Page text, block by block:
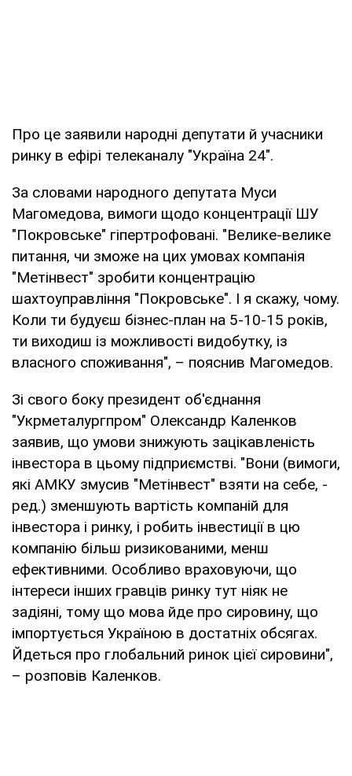
Про це заявили народні депутати й учасники
ринку в ефірі телеканалу "Україна 24".
За словами народного депутата Муси
Магомедова, вимоги щодо концентрації ШУ
"Покровське" гіпертрофовані. "Велике-велике
питання, чи зможе на цих умовах компанія
"Метінвест" зробити концентрацію
шахтоуправління "Покровське". І я скажу, чому.
Коли ти будуєш бізнес-план на 5-10-15 років,
ти виходиш із можливості видобутку, із
власного споживання", – пояснив Магомедов.
Зі свого боку президент об'єднання
"Укрметалургпром" Олександр Каленков
заявив, що умови знижують зацікавленість
інвестора в цьому підприємстві. "Вони (вимоги,
які АМКУ змусив "Метінвест" взяти на себе, -
ред.) зменшують вартість компаній для
інвестора і ринку, і робить інвестиції в цю
компанію більш ризикованими, менш
ефективними. Особливо враховуючи, що
інтереси інших гравців ринку тут ніяк не
задіяні, тому що мова йде про сировину, що
імпортується Україною в достатніх обсягах.
Йдеться про глобальний ринок цієї сировини",
– розповів Каленков.